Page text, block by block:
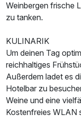
Weinbergen frische
zu tanken.
KULINARIK
Um deinen Tag
reichhaltiges
Außerdem ladet es
Hotelbar zu
Weine und eine
Kostenfreies WLAN